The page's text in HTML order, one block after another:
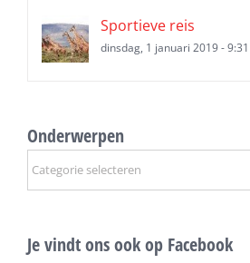
Sportieve reis
dinsdag, 1 januari 2019 - 9:31
Onderwerpen
Onderwerpen
Je vindt ons ook op Facebook